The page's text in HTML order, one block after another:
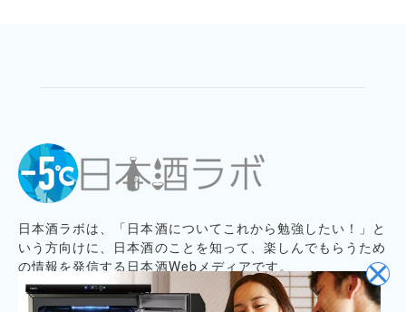
日本酒ラボは、「日本酒についてこれから勉強したい！」と
いう方向けに、日本酒のことを知って、楽しんでもらうため
の情報を発信する日本酒Webメディアです。